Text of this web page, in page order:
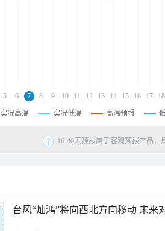
5 6 7 8 9 10 11 12 13 14 15 16 17 18
实况高温 实况低温 高温预报
16-40天预报属于客观预报产品
台风“灿鸿”将向西北方向移动 未来